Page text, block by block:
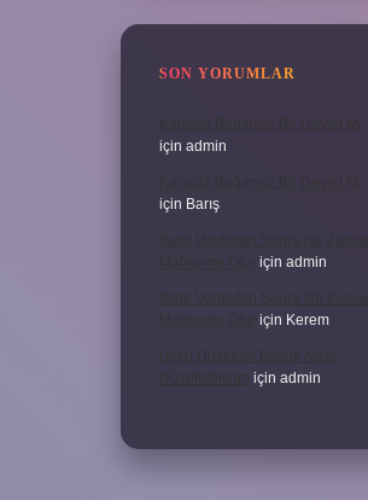
SON YORUMLAR
Kanada Bağımsız Bir Devlet Mi
için admin
Kanada Bağımsız Bir Devlet Mi
için Barış
Ifade Verdikten Sonra Ne Zaman
Mahkeme Olur için admin
Ifade Verdikten Sonra Ne Zaman
Mahkeme Olur için Kerem
Uyku Düzenim Bozuk Nasıl
Düzeltebilirim
için admin